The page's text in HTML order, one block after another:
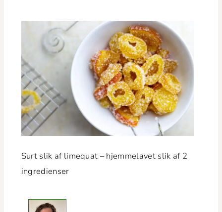
Surt slik af lime­quat – hjem­melavet slik af 2
ingredienser